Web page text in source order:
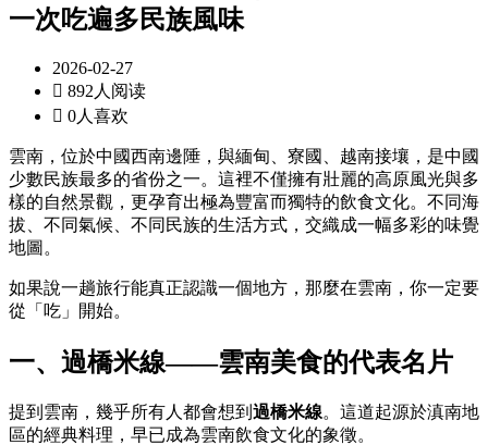
一次吃遍多民族風味
2026-02-27
 892人阅读
 0人喜欢
雲南，位於中國西南邊陲，與緬甸、寮國、越南接壤，是中國
少數民族最多的省份之一。這裡不僅擁有壯麗的高原風光與多
樣的自然景觀，更孕育出極為豐富而獨特的飲食文化。不同海
拔、不同氣候、不同民族的生活方式，交織成一幅多彩的味覺
地圖。
如果說一趟旅行能真正認識一個地方，那麼在雲南，你一定要
從「吃」開始。
一、過橋米線——雲南美食的代表名片
提到雲南，幾乎所有人都會想到 過橋米線。這道起源於滇南地
區的經典料理，早已成為雲南飲食文化的象徵。